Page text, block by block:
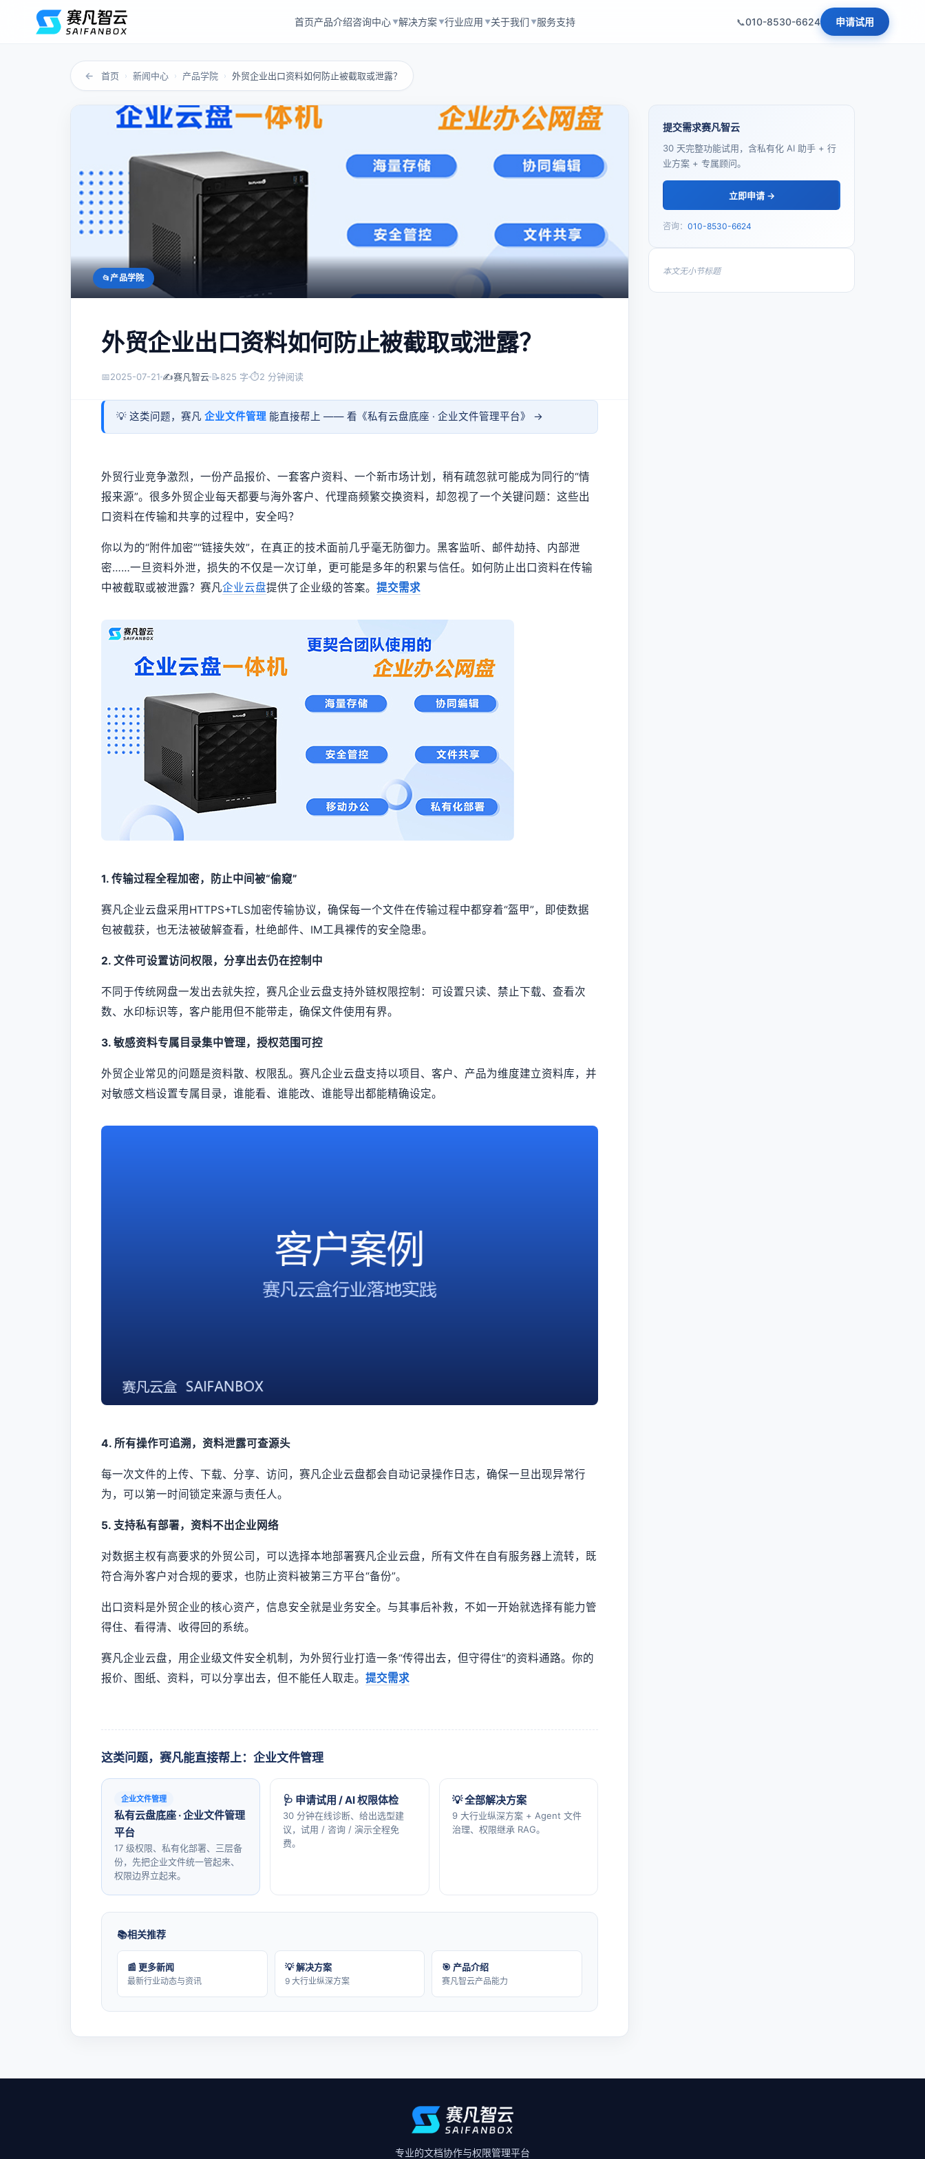
首页产品介绍咨询中心 ▼解决方案 ▼行业应用 ▼关于我们 ▼服务支持 010-8530-6624 申请试用
← 首页 › 新闻中心 › 产品学院 › 外贸企业出口资料如何防止被截取或泄露？
产品学院
外贸企业出口资料如何防止被截取或泄露？
📅2025-07-21 ✍️赛凡智云 📝825 字 ⏱2 分钟阅读
💡 这类问题，赛凡 企业文件管理 能直接帮上 —— 看《私有云盘底座 · 企业文件管理平台》 →
外贸行业竞争激烈，一份产品报价、一套客户资料、一个新市场计划，稍有疏忽就可能成为同行的“情
报来源”。很多外贸企业每天都要与海外客户、代理商频繁交换资料，却忽视了一个关键问题：这些出
口资料在传输和共享的过程中，安全吗？
你以为的“附件加密”“链接失效”，在真正的技术面前几乎毫无防御力。黑客监听、邮件劫持、内部泄
密……一旦资料外泄，损失的不仅是一次订单，更可能是多年的积累与信任。如何防止出口资料在传输
中被截取或被泄露？赛凡企业云盘提供了企业级的答案。 提交需求
1. 传输过程全程加密，防止中间被“偷窥”
赛凡企业云盘采用HTTPS+TLS加密传输协议，确保每一个文件在传输过程中都穿着“盔甲”，即使数据
包被截获，也无法被破解查看，杜绝邮件、IM工具裸传的安全隐患。
2. 文件可设置访问权限，分享出去仍在控制中
不同于传统网盘一发出去就失控，赛凡企业云盘支持外链权限控制：可设置只读、禁止下载、查看次
数、水印标识等，客户能用但不能带走，确保文件使用有界。
3. 敏感资料专属目录集中管理，授权范围可控
外贸企业常见的问题是资料散、权限乱。赛凡企业云盘支持以项目、客户、产品为维度建立资料库，并
对敏感文档设置专属目录，谁能看、谁能改、谁能导出都能精确设定。
4. 所有操作可追溯，资料泄露可查源头
每一次文件的上传、下载、分享、访问，赛凡企业云盘都会自动记录操作日志，确保一旦出现异常行
为，可以第一时间锁定来源与责任人。
5. 支持私有部署，资料不出企业网络
对数据主权有高要求的外贸公司，可以选择本地部署赛凡企业云盘，所有文件在自有服务器上流转，既
符合海外客户对合规的要求，也防止资料被第三方平台“备份”。
出口资料是外贸企业的核心资产，信息安全就是业务安全。与其事后补救，不如一开始就选择有能力管
得住、看得清、收得回的系统。
赛凡企业云盘，用企业级文件安全机制，为外贸行业打造一条“传得出去，但守得住”的资料通路。你的
报价、图纸、资料，可以分享出去，但不能任人取走。 提交需求
这类问题，赛凡能直接帮上：企业文件管理
企业文件管理
私有云盘底座 · 企业文件管理
平台
17 级权限、私有化部署、三层备
份，先把企业文件统一管起来、
权限边界立起来。
🩺 申请试用 / AI 权限体检
30 分钟在线诊断、给出选型建
议，试用 / 咨询 / 演示全程免
费。
💡 全部解决方案
9 大行业纵深方案 + Agent 文件
治理、权限继承 RAG。
相关推荐
📰 更多新闻
最新行业动态与资讯
💡 解决方案
9 大行业纵深方案
🎯 产品介绍
赛凡智云产品能力
提交需求赛凡智云
30 天完整功能试用，含私有化 AI 助手 + 行
业方案 + 专属顾问。
立即申请 →
咨询： 010-8530-6624
本文无小节标题
专业的文档协作与权限管理平台